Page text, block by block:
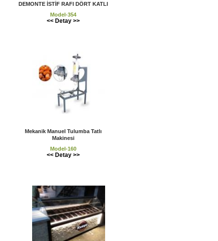
DEMONTE İSTİF RAFI DÖRT KATLI
Model-354
<< Detay >>
Mekanik Manuel Tulumba Tatlı
Makinesi
Model-160
<< Detay >>